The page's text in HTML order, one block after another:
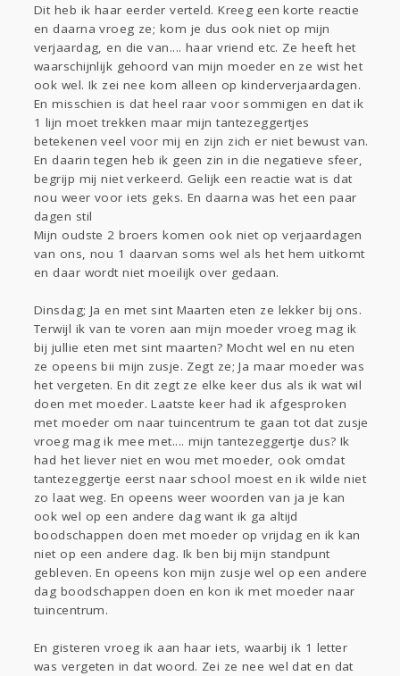
Dit heb ik haar eerder verteld. Kreeg een korte reactie
en daarna vroeg ze; kom je dus ook niet op mijn
verjaardag, en die van.... haar vriend etc. Ze heeft het
waarschijnlijk gehoord van mijn moeder en ze wist het
ook wel. Ik zei nee kom alleen op kinderverjaardagen.
En misschien is dat heel raar voor sommigen en dat ik
1 lijn moet trekken maar mijn tantezeggertjes
betekenen veel voor mij en zijn zich er niet bewust van.
En daarin tegen heb ik geen zin in die negatieve sfeer,
begrijp mij niet verkeerd. Gelijk een reactie wat is dat
nou weer voor iets geks. En daarna was het een paar
dagen stil
Mijn oudste 2 broers komen ook niet op verjaardagen
van ons, nou 1 daarvan soms wel als het hem uitkomt
en daar wordt niet moeilijk over gedaan.
Dinsdag; Ja en met sint Maarten eten ze lekker bij ons.
Terwijl ik van te voren aan mijn moeder vroeg mag ik
bij jullie eten met sint maarten? Mocht wel en nu eten
ze opeens bii mijn zusje. Zegt ze; Ja maar moeder was
het vergeten. En dit zegt ze elke keer dus als ik wat wil
doen met moeder. Laatste keer had ik afgesproken
met moeder om naar tuincentrum te gaan tot dat zusje
vroeg mag ik mee met.... mijn tantezeggertje dus? Ik
had het liever niet en wou met moeder, ook omdat
tantezeggertje eerst naar school moest en ik wilde niet
zo laat weg. En opeens weer woorden van ja je kan
ook wel op een andere dag want ik ga altijd
boodschappen doen met moeder op vrijdag en ik kan
niet op een andere dag. Ik ben bij mijn standpunt
gebleven. En opeens kon mijn zusje wel op een andere
dag boodschappen doen en kon ik met moeder naar
tuincentrum.
En gisteren vroeg ik aan haar iets, waarbij ik 1 letter
was vergeten in dat woord. Zei ze nee wel dat en dat